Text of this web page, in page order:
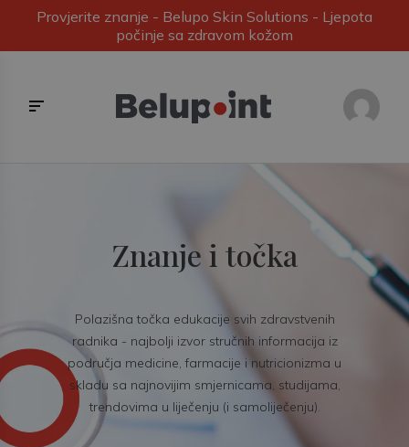
Provjerite znanje - Belupo Skin Solutions - Ljepota
počinje sa zdravom kožom
Znanje i točka
Polazišna točka edukacije svih zdravstvenih
radnika - najbolji izvor stručnih informacija iz
područja medicine, farmacije i nutricionizma u
skladu sa najnovijim smjernicama, studijama,
trendovima u liječenju (i samoliječenju).